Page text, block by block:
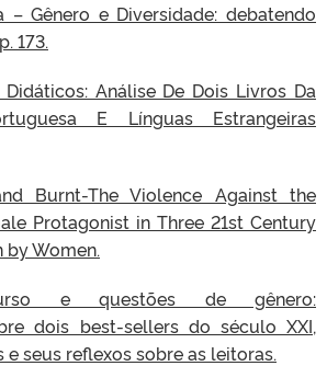
Gênero e Diversidade: debatendo
173.
Análise De Dois Livros Da
E Línguas Estrangeiras
Burnt-The Violence Against the
Protagonist in Three 21st Century
Women.
e questões de gênero:
dois best-sellers do século XXI,
seus reflexos sobre as leitoras.